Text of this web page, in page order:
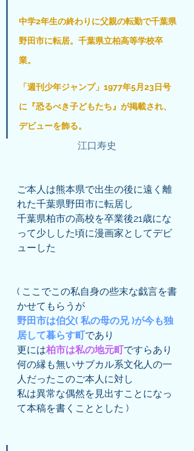
中学2年生の終わりに父親の転勤で千葉県
野田市に転居。千葉県立柏高等学校卒
業。
「週刊少年ジャンプ」1977年5月23日号
に『恐るべき子どもたち』が掲載され、
デビューを飾る。
江口寿史
ご本人は熊本県で出生の後に遠く離
れた千葉県野田市に転居し
千葉県柏市の高校を卒業後21歳にな
って少しした頃に漫画家としてデビ
ューした
( ここでこの私自身の些末な戯言を書
かせてもらうが
野田市は伯父( 私の母の兄 )が今も独
居して暮らす町であり
更には柏市は私の地元町ですらあり
何の縁も無いサブカル系文化人の一
人だったこのご本人に対し
私は異常な偶然を見出すことになっ
て本稿を書くこととした )